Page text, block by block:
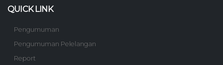
QUICK LINK
Pengumuman
Pengumuman Pelelangan
Report